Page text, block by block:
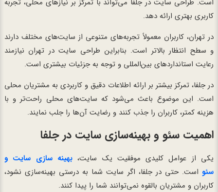
است. طراحی سایت در جلفا می‌تواند با تمرکز بر نیازهای محلی، تجربه
کاربری بهتری ارائه دهد.
در تهران، کاربران معمولاً تجربه‌های متنوعی از سایت‌های مختلف دارند
و سطح انتظار بالاتر است. بنابراین طراحی سایت در تهران نیازمند
رعایت استانداردهای بین‌المللی و توجه به جزئیات بیشتری است.
در جلفا، تمرکز بیشتر بر ارائه اطلاعات دقیق و کاربردی به مشتریان محلی
است. این موضوع باعث می‌شود که سایت‌های محلی راحت‌تر و با
هزینه کمتر، کاربران را جذب کنند و رضایت آن‌ها را جلب نمایند.
اهمیت سئو و بهینه‌سازی سایت در جلفا
یکی از عوامل کلیدی موفقیت یک سایت،بهینه سازی سایت و
سئو است. حتی در جلفا، اگر سایت شما به درستی بهینه‌سازی نشود،
کاربران و مشتریان بالقوه نمی‌توانند شما را پیدا کنند.